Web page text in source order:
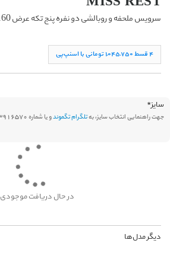
سرویس ملحفه و روبالشی دو نفره پنج تکه عرض 160 مدل MINIMALUX
۴ قسط ١,۰۴۵,۷۵۰ تومانی با اسنپ‌پی
سایز*
جهت راهنمایی انتخاب سایز، بهتلگرام تگموندو یا شماره 09013916570 در سامانه بله پیام دهید.
در حال دریافت موجودی
دیگر مدل‌ها